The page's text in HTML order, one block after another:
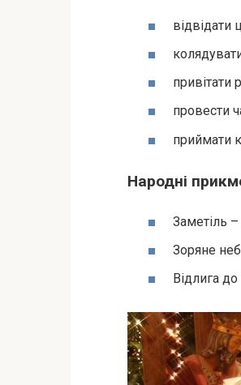
відвідати
привітати
провести
приймати
Народні
Заметіль
Зоряне
Відлига